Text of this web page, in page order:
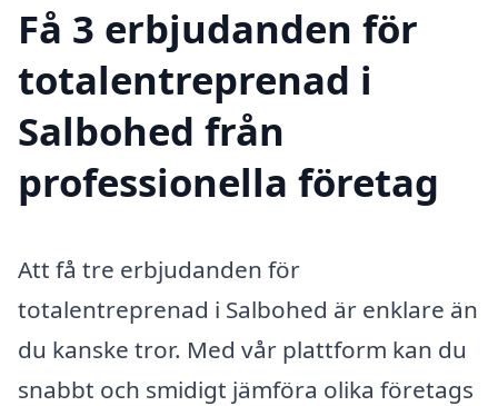
Få 3 erbjudanden för
totalentreprenad i
Salbohed från
professionella företag
Att få tre erbjudanden för
totalentreprenad i Salbohed är enklare än
du kanske tror. Med vår plattform kan du
snabbt och smidigt jämföra olika företags